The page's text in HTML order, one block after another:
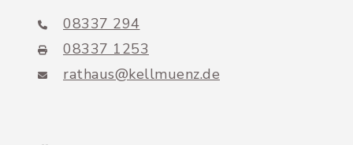
08337 294
08337 1253
rathaus@kellmuenz.de